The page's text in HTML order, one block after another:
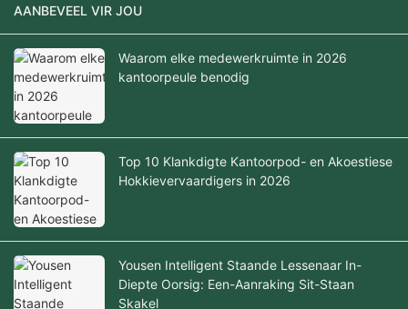
AANBEVEEL VIR JOU
Waarom elke medewerkruimte in 2026
kantoorpeule benodig
Top 10 Klankdigte Kantoorpod- en Akoestiese
Hokkievervaardigers in 2026
Yousen Intelligent Staande Lessenaar In-
Diepte Oorsig: Een-Aanraking Sit-Staan
Skakel